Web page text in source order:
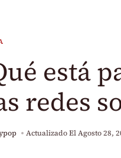
está
redes
Actualizado ElAgosto 28,